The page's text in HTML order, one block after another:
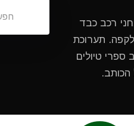
רכב כבד
תערוכת
ספרי טיולים
הכותב.